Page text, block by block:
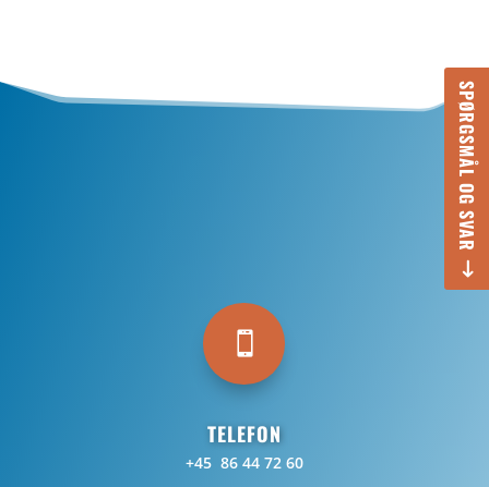
SPØRGSMÅL OG SVAR

TELEFON
+45 86 44 72 60